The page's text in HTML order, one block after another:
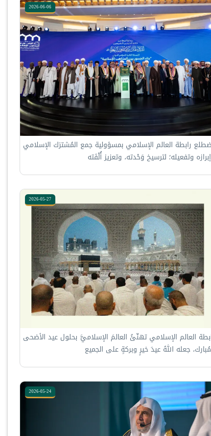
2026-06-06
⁧‫رابطة العالم الإسلامي‬⁩ بمسؤولية جمع المُشترَك الإسلامي
وتفعيله؛ لترسيخ وَحْدته، وتعزيز أُلْفَته
2026-05-27
العالم الإسلامي‬⁩ تهنّئُ العالمَ الإسلاميَّ بحلول ⁧‫عيد الأضحى‬⁩
جعله اللهُ عيدَ خيرٍ وبركةٍ على الجميع
2026-05-24